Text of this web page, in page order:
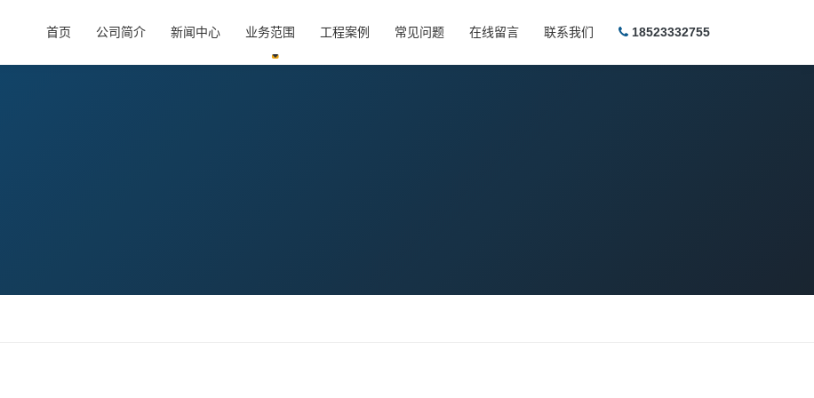
首页 公司简介 新闻中心 业务范围 工程案例 常见问题 在线留言 联系我们 18523332755